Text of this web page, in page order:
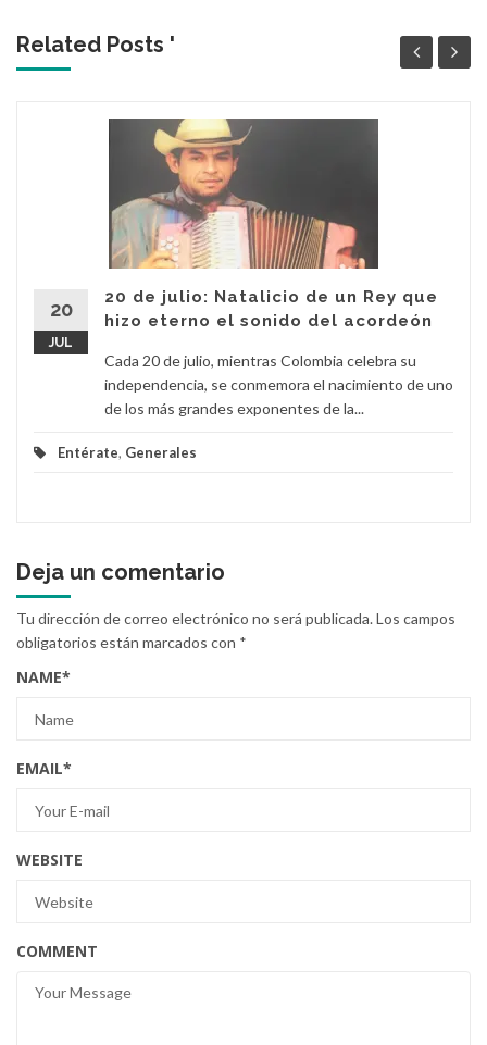
Related Posts '
20
JUL
20 de julio: Natalicio de un Rey que
hizo eterno el sonido del acordeón
Cada 20 de julio, mientras Colombia celebra su
independencia, se conmemora el nacimiento de uno
de los más grandes exponentes de la...
Entérate, Generales
Deja un comentario
Tu dirección de correo electrónico no será publicada.Los campos
obligatorios están marcados con *
NAME*
EMAIL*
WEBSITE
COMMENT